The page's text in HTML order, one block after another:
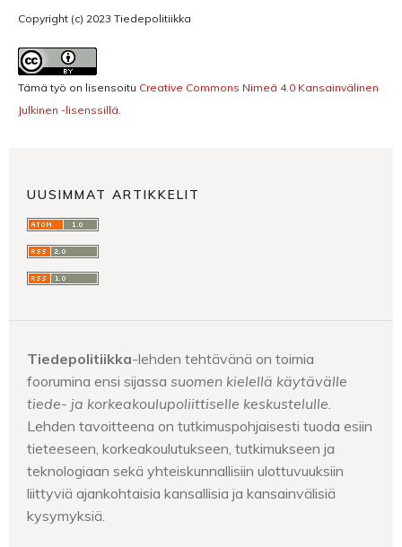
Copyright (c) 2023 Tiedepolitiikka
Tämä työ on lisensoitu Creative Commons Nimeä 4.0 Kansainvälinen
Julkinen -lisenssillä.
UUSIMMAT ARTIKKELIT
Tiedepolitiikka-lehden tehtävänä on toimia
foorumina ensi sijassa suomen kielellä käytävälle
tiede- ja korkeakoulupoliittiselle keskustelulle
Lehden tavoitteena on tutkimuspohjaisesti tuoda esiin
tieteeseen, korkeakoulutukseen, tutkimukseen ja
teknologiaan sekä yhteiskunnallisiin ulottuvuuksiin
liittyviä ajankohtaisia kansallisia ja kansainvälisiä
kysymyksiä.